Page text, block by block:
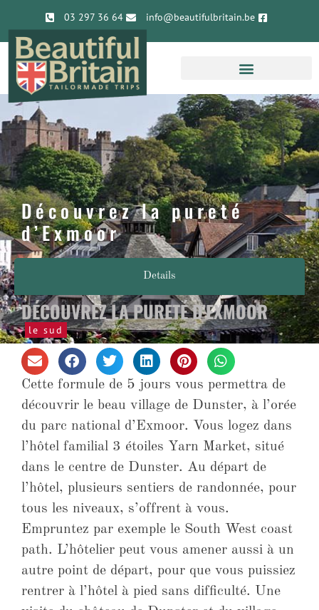
03 297 36 64 info@beautifulbritain.be
Découvrez la pureté
d’Exmoor
Details
DÉCOUVREZ LA PURETÉ D’EXMOOR
le sud
Cette formule de 5 jours vous permettra de
découvrir le beau village de Dunster, à l’orée
du parc national d’Exmoor. Vous logez dans
l’hôtel familial 3 étoiles Yarn Market, situé
dans le centre de Dunster. Au départ de
l’hôtel, plusieurs sentiers de randonnée, pour
tous les niveaux, s’offrent à vous.
Empruntez par exemple le South West coast
path. L’hôtelier peut vous amener aussi à un
autre point de départ, pour que vous puissiez
rentrer à l’hôtel à pied sans difficulté. Une